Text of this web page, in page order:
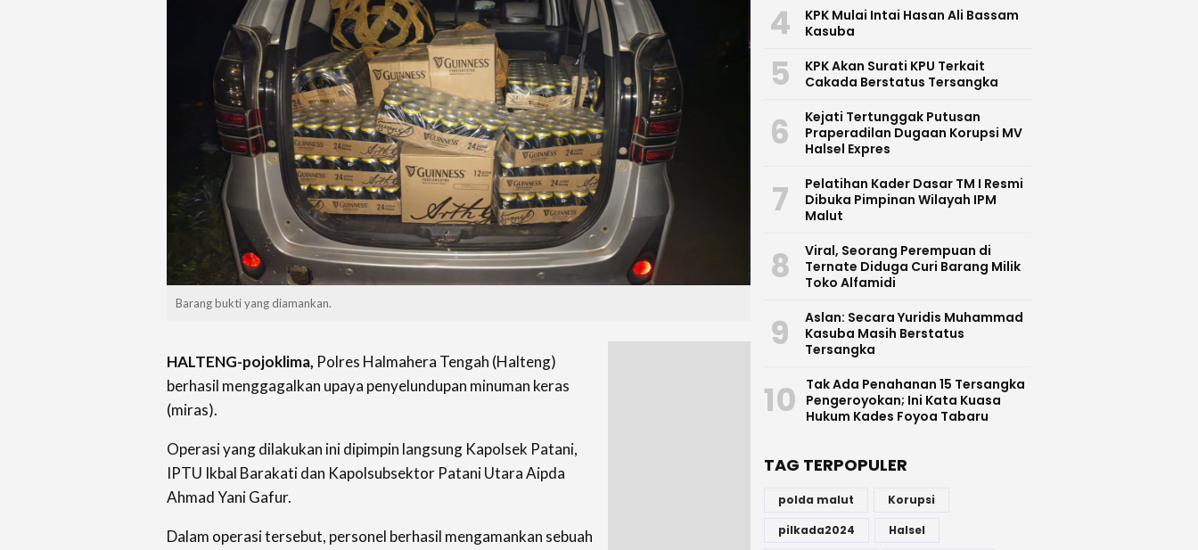
Barang bukti yang diamankan.
HALTENG-pojoklima, Polres Halmahera Tengah (Halteng)
berhasil menggagalkan upaya penyelundupan minuman keras
(miras).
Operasi yang dilakukan ini dipimpin langsung Kapolsek Patani,
IPTU Ikbal Barakati dan Kapolsubsektor Patani Utara Aipda
Ahmad Yani Gafur.
Dalam operasi tersebut, personel berhasil mengamankan sebuah
4
KPK Mulai Intai Hasan Ali Bassam
Kasuba
5
KPK Akan Surati KPU Terkait
Cakada Berstatus Tersangka
6
Kejati Tertunggak Putusan
Praperadilan Dugaan Korupsi MV
Halsel Expres
7
Pelatihan Kader Dasar TM I Resmi
Dibuka Pimpinan Wilayah IPM
Malut
8
Viral, Seorang Perempuan di
Ternate Diduga Curi Barang Milik
Toko Alfamidi
9
Aslan: Secara Yuridis Muhammad
Kasuba Masih Berstatus
Tersangka
10
Tak Ada Penahanan 15 Tersangka
Pengeroyokan; Ini Kata Kuasa
Hukum Kades Foyoa Tabaru
TAG TERPOPULER
polda malut
Korupsi
pilkada2024
Halsel